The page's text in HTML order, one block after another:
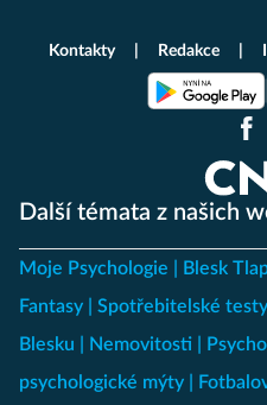
Další témata z našich
Moje Psychologie Blesk
Fantasy
Spotřebitelské testy
Blesku
Nemovitosti
psychologické mýty
Kontakty Redakce